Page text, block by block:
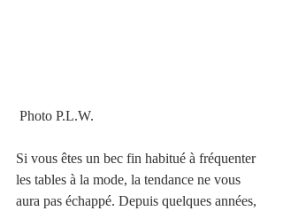
Photo P.L.W.
Si vous êtes un bec fin habitué à fréquenter
les tables à la mode, la tendance ne vous
aura pas échappé. Depuis quelques années,